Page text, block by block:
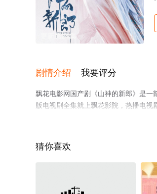
更新第24集
剧情介绍 我要评分
飘花电影网国产剧《山神的新郎》是一
版电视剧全集就上飘花影院，热播电视
猜你喜欢